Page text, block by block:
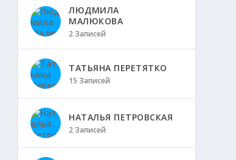
ЛЮДМИЛА
МАЛЮКОВА
2 Записей
ТАТЬЯНА ПЕРЕТЯТКО
15 Записей
НАТАЛЬЯ ПЕТРОВСКАЯ
2 Записей